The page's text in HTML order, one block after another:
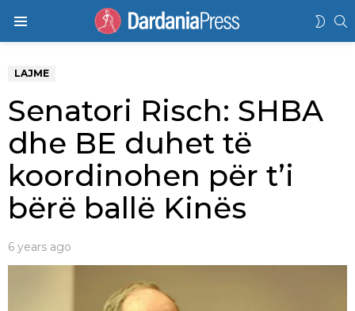
LAJME
Senatori Risch: SHBA
dhe BE duhet të
koordinohen për t’i
bërë ballë Kinës
6 years ago